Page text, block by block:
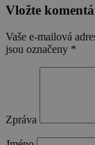
Vložte
Vaše e-mailová
jsou označeny *
Zpráva